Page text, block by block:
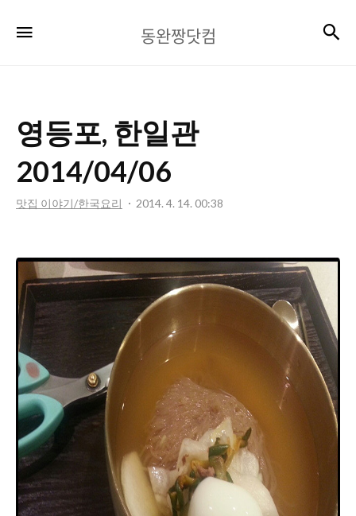
완
컴
동완짱닷컴
영등포, 한일관
2014/04/06
맛집 이야기/한국요리 2014. 4. 14. 00:38